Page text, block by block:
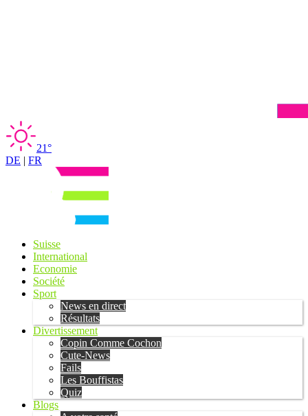
21°
DE | FR
Suisse
International
Economie
Société
Sport
News en direct
Résultats
Divertissement
Copin Comme Cochon
Cute-News
Fails
Les Bouffistas
Quiz
Blogs